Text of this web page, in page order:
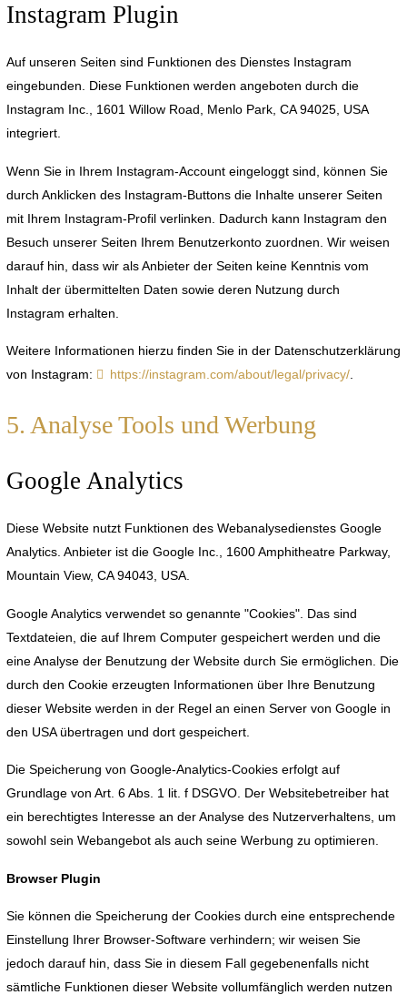
Instagram Plugin
Auf unseren Seiten sind Funktionen des Dienstes Instagram
eingebunden. Diese Funktionen werden angeboten durch die
Instagram Inc., 1601 Willow Road, Menlo Park, CA 94025, USA
integriert.
Wenn Sie in Ihrem Instagram-Account eingeloggt sind, können Sie
durch Anklicken des Instagram-Buttons die Inhalte unserer Seiten
mit Ihrem Instagram-Profil verlinken. Dadurch kann Instagram den
Besuch unserer Seiten Ihrem Benutzerkonto zuordnen. Wir weisen
darauf hin, dass wir als Anbieter der Seiten keine Kenntnis vom
Inhalt der übermittelten Daten sowie deren Nutzung durch
Instagram erhalten.
Weitere Informationen hierzu finden Sie in der Datenschutzerklärung
von Instagram:
https://instagram.com/about/legal/privacy/
5. Analyse Tools und Werbung
Google Analytics
Diese Website nutzt Funktionen des Webanalysedienstes Google
Analytics. Anbieter ist die Google Inc., 1600 Amphitheatre Parkway,
Mountain View, CA 94043, USA.
Google Analytics verwendet so genannte "Cookies". Das sind
Textdateien, die auf Ihrem Computer gespeichert werden und die
eine Analyse der Benutzung der Website durch Sie ermöglichen. Die
durch den Cookie erzeugten Informationen über Ihre Benutzung
dieser Website werden in der Regel an einen Server von Google in
den USA übertragen und dort gespeichert.
Die Speicherung von Google-Analytics-Cookies erfolgt auf
Grundlage von Art. 6 Abs. 1 lit. f DSGVO. Der Websitebetreiber hat
ein berechtigtes Interesse an der Analyse des Nutzerverhaltens, um
sowohl sein Webangebot als auch seine Werbung zu optimieren.
Browser Plugin
Sie können die Speicherung der Cookies durch eine entsprechende
Einstellung Ihrer Browser-Software verhindern; wir weisen Sie
jedoch darauf hin, dass Sie in diesem Fall gegebenenfalls nicht
sämtliche Funktionen dieser Website vollumfänglich werden nutzen